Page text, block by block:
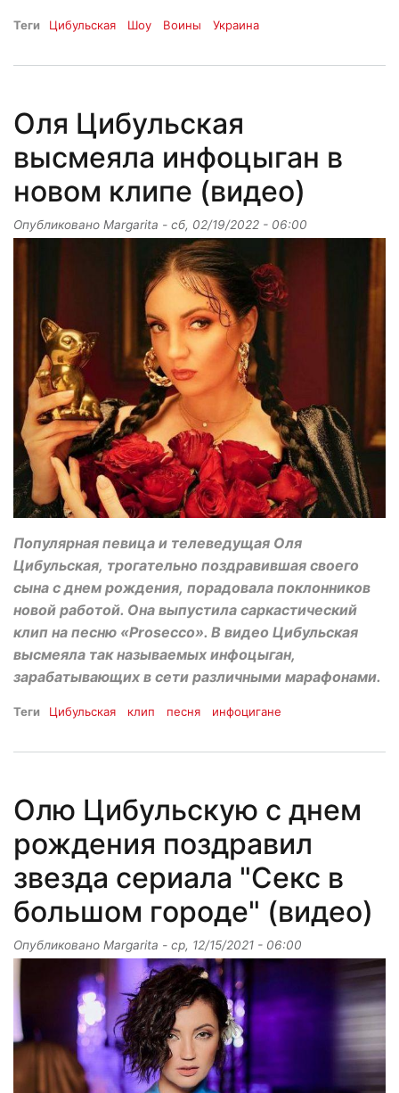
Теги Цибульская Шоу Воины Украина
Оля Цибульская
высмеяла инфоцыган в
новом клипе (видео)
Опубликовано Margarita - сб, 02/19/2022 - 06:00
Популярная певица и телеведущая Оля
Цибульская, трогательно поздравившая своего
сына с днем рождения, порадовала поклонников
новой работой. Она выпустила саркастический
клип на песню «Prosecco». В видео Цибульская
высмеяла так называемых инфоцыган,
зарабатывающих в сети различными марафонами.
Теги Цибульская клип песня инфоцигане
Олю Цибульскую с днем
рождения поздравил
звезда сериала "Секс в
большом городе" (видео)
Опубликовано Margarita - ср, 12/15/2021 - 06:00